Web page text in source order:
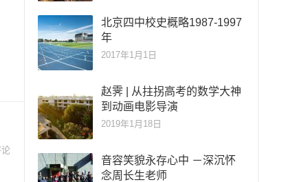
北京四中校史概略1987-1997
年
2017年1月1日
赵霁 | 从拄拐高考的数学大神
到动画电影导演
2019年1月18日
音容笑貌永存心中 －深沉怀
念周长生老师